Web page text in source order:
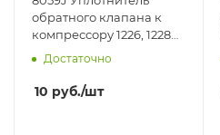
обратного клапана к
компрессору 1226, 1228
JasДостаточно
10 руб./шт